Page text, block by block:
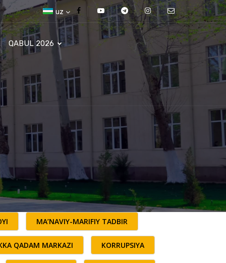
uz
QABUL 2026
MA’NAVIY-MARIFIY TADBIR
QADAM MARKAZI KORRUPSIYA